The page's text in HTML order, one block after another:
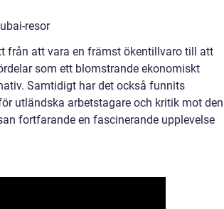
resor
från att vara en främst ökentillvaro till att
som ett blomstrande ekonomiskt
Samtidigt har det också funnits
utländska arbetstagare och kritik mot den
fortfarande en fascinerande upplevelse